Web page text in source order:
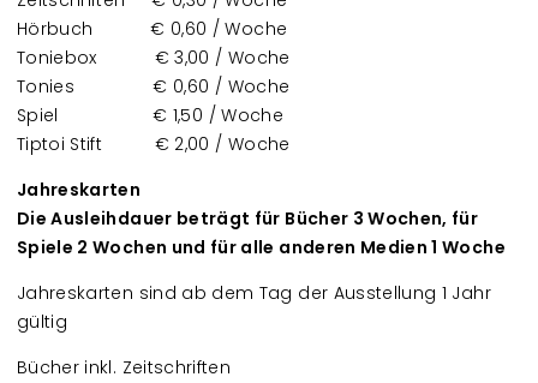
Hörbuch € 0,60 / Woche
Toniebox € 3,00 / Woche
Tonies € 0,60 / Woche
Spiel € 1,50 / Woche
Tiptoi Stift € 2,00 / Woche
Jahreskarten
Die Ausleihdauer beträgt für Bücher 3 Wochen, für
Spiele 2 Wochen und für alle anderen Medien 1 Woche
Jahreskarten sind ab dem Tag der Ausstellung 1 Jahr
gültig
Bücher inkl. Zeitschriften